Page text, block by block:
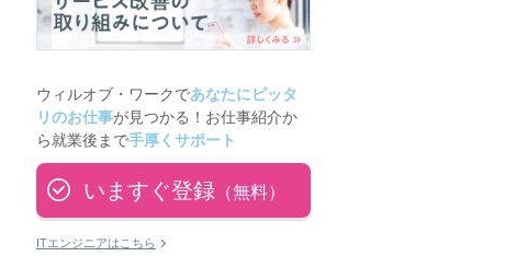
ウィルオブ・ワークであなたにピッタ
リのお仕事が見つかる！お仕事紹介か
ら就業後まで手厚くサポート
いますぐ登録 （無料）
ITエンジニアはこちら